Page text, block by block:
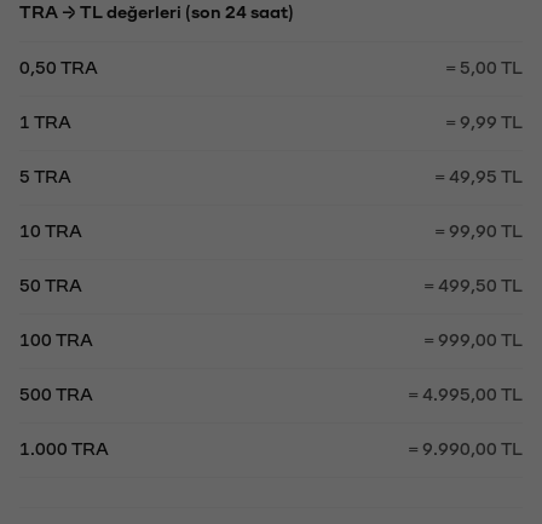
TRA → TL değerleri (son 24 saat)
0,50 TRA = 5,00 TL
1 TRA = 9,99 TL
5 TRA = 49,95 TL
10 TRA = 99,90 TL
50 TRA = 499,50 TL
100 TRA = 999,00 TL
500 TRA = 4.995,00 TL
1.000 TRA = 9.990,00 TL